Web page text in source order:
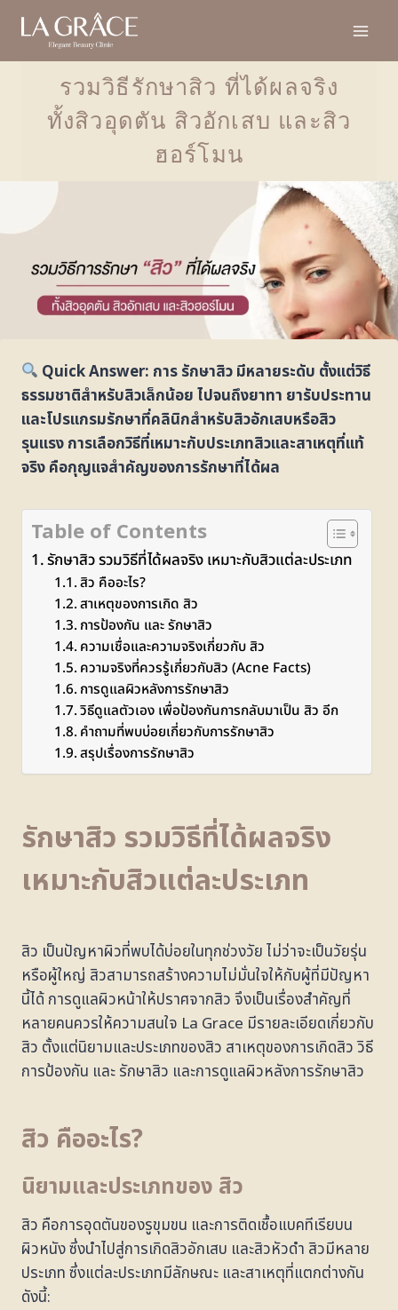
รวมวิธีรักษาสิว ที่ได้ผลจริง
ทั้งสิวอุดตัน สิวอักเสบ และสิว
ฮอร์โมน
Quick Answer: การ รักษาสิว มีหลายระดับ ตั้งแต่วิธี
ธรรมชาติสำหรับสิวเล็กน้อย ไปจนถึงยาทา ยารับประทาน
และโปรแกรมรักษาที่คลินิกสำหรับสิวอักเสบหรือสิว
รุนแรง การเลือกวิธีที่เหมาะกับประเภทสิวและสาเหตุที่แท้
จริง คือกุญแจสำคัญของการรักษาที่ได้ผล
Table of Contents
รักษาสิว รวมวิธีที่ได้ผลจริง เหมาะกับสิวแต่ละประเภท
สิว คืออะไร?
สาเหตุของการเกิด สิว
การป้องกัน และ รักษาสิว
ความเชื่อและความจริงเกี่ยวกับ สิว
ความจริงที่ควรรู้เกี่ยวกับสิว (Acne Facts)
การดูแลผิวหลังการรักษาสิว
วิธีดูแลตัวเอง เพื่อป้องกันการกลับมาเป็น สิว อีก
คำถามที่พบบ่อยเกี่ยวกับการรักษาสิว
สรุปเรื่องการรักษาสิว
รักษาสิว รวมวิธีที่ได้ผลจริง
เหมาะกับสิวแต่ละประเภท
สิว เป็นปัญหาผิวที่พบได้บ่อยในทุกช่วงวัย ไม่ว่าจะเป็นวัยรุ่น
หรือผู้ใหญ่ สิวสามารถสร้างความไม่มั่นใจให้กับผู้ที่มีปัญหา
นี้ได้ การดูแลผิวหน้าให้ปราศจากสิว จึงเป็นเรื่องสำคัญที่
หลายคนควรให้ความสนใจ La Grace มีรายละเอียดเกี่ยวกับ
สิว ตั้งแต่นิยามและประเภทของสิว สาเหตุของการเกิดสิว วิธี
การป้องกัน และ รักษาสิว และการดูแลผิวหลังการรักษาสิว
สิว คืออะไร?
นิยามและประเภทของ สิว
สิว คือการอุดตันของรูขุมขน และการติดเชื้อแบคทีเรียบน
ผิวหนัง ซึ่งนำไปสู่การเกิดสิวอักเสบ และสิวหัวดำ สิวมีหลาย
ประเภท ซึ่งแต่ละประเภทมีลักษณะ และสาเหตุที่แตกต่างกัน
ดังนี้: